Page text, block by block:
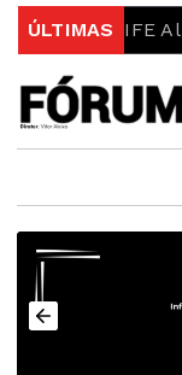
ÚLTIMAS
LIFE Alnus